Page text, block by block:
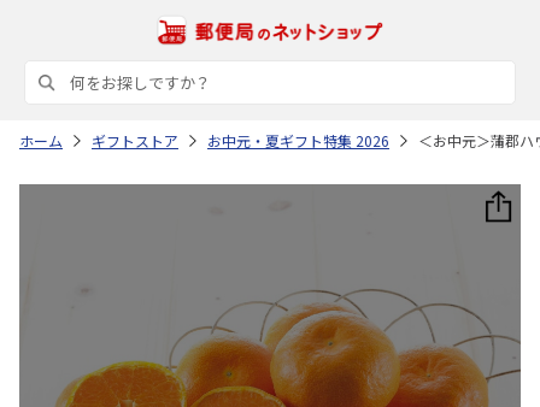
ホーム ギフトストア お中元・夏ギフト特集 2026 ＜お中元＞蒲郡